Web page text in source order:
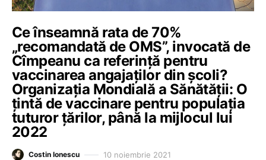
Ce înseamnă rata de 70%
„recomandată de OMS”, invocată de
Cîmpeanu ca referință pentru
vaccinarea angajaților din școli?
Organizația Mondială a Sănătății: O
țintă de vaccinare pentru populația
tuturor țărilor, până la mijlocul lui
2022
Costin Ionescu 10 noiembrie 2021